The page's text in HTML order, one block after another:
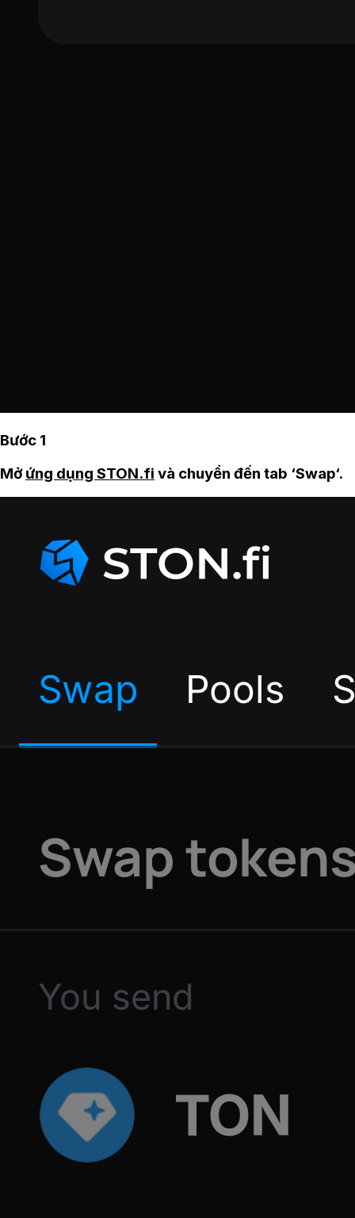
Bước 1
Mởứng dụng STON.fi và chuyển đến tab ‘Swap‘.